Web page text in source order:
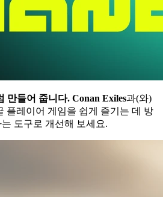
만들어 줍니다. Conan Exiles과(와)
플레이어 게임을 쉽게 즐기는 데 방
도구로 개선해 보세요.